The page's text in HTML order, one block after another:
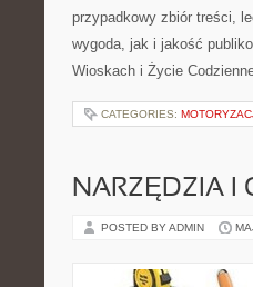
przypadkowy zbiór treści,
wygoda, jak i jakość
Wioskach i Życie
CATEGORIES:
NARZĘDZIA I
POSTED BY ADMIN